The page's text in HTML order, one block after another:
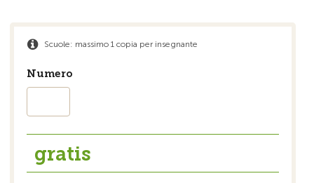
Scuole: massimo 1 copia per insegnante
Numero
gratis